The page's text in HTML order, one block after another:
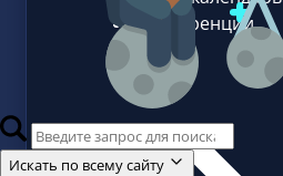
Конференции